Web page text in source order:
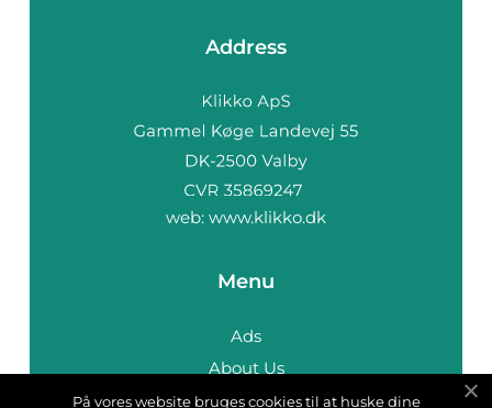
Address
web: www.klikko.dk
Menu
Ads
About Us
Cookies
På vores website bruges cookies til at huske dine